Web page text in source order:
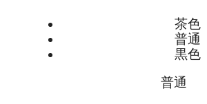
茶色
普通
黒色
普通